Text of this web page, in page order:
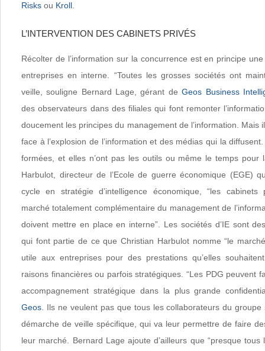
Risks ou Kroll
L’INTERVENTION DES CABINETS PRIVÉS
Récolter de l’information sur la concurrence est en principe
entreprises en interne. “Toutes les grosses sociétés ont
veille, souligne Bernard Lage, gérant deGeos Business
des observateurs dans des filiales qui font remonter
doucement les principes du management de l’information. Mais
face à l’explosion de l’information et des médias qui la
formées, et elles n’ont pas les outils ou même le temps pour
Harbulot, directeur de l’Ecole de guerre économique (EGE)
cycle en stratégie d’intelligence économique, “les cabinets
marché totalement complémentaire du management de
doivent mettre en place en interne”. Les sociétés d’IE sont
qui font partie de ce que Christian Harbulot nomme “le
utile aux entreprises pour des prestations qu’elles
raisons financières ou parfois stratégiques. “Les PDG peuvent
accompagnement stratégique dans la plus grande
Geos . Ils ne veulent pas que tous les collaborateurs du groupe
démarche de veille spécifique, qui va leur permettre de faire
leur marché. Bernard Lage ajoute d’ailleurs que “presque